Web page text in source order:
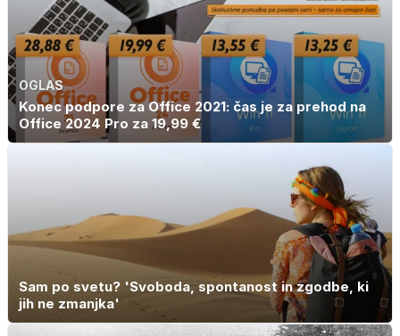
OGLAS
Konec podpore za Office 2021: čas je za prehod na
Office 2024 Pro za 19,99 €
Sam po svetu? 'Svoboda, spontanost in zgodbe, ki
jih ne zmanjka'